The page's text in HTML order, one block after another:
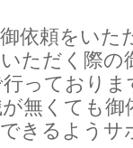
依頼をいた
ただく際の
っておりま
無くても御
きるようサ